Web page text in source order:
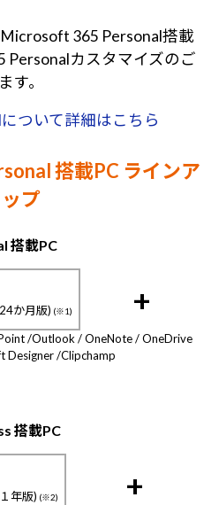
365 Personal搭載
Personalカスタマイズのご
す。
ついて詳細はこちら
搭載PC ラインア
ップ
搭載PC
か月版) (※1) +
/Outlook / OneNote / OneDrive
Designer /Clipchamp
搭載PC
年版) (※2) +